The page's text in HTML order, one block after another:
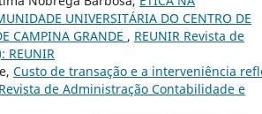
UNIVERSITÁRIA DO CENTRO DE
CAMPINA GRANDE , REUNIR Revista de
REUNIR
Custo de transação e a interveniência
de Administração Contabilidade e